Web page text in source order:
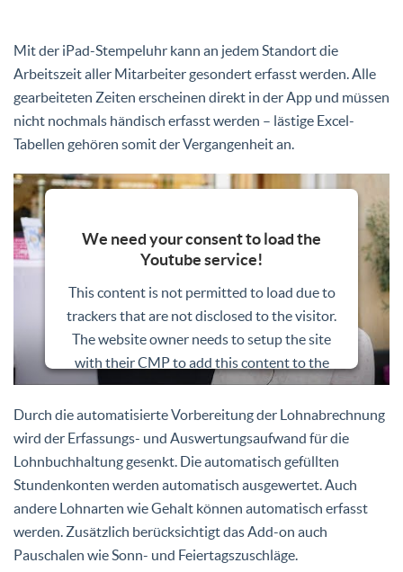
Mit der iPad-Stempeluhr kann an jedem Standort die
Arbeitszeit aller Mitarbeiter gesondert erfasst werden. Alle
gearbeiteten Zeiten erscheinen direkt in der App und müssen
nicht nochmals händisch erfasst werden – lästige Excel-
Tabellen gehören somit der Vergangenheit an.
We need your consent to load the
Youtube service!
This content is not permitted to load due to
trackers that are not disclosed to the visitor.
The website owner needs to setup the site
with their CMP to add this content to the
list of technologies used.
Powered by
Usercentrics Consent
Management Platform
Durch die automatisierte Vorbereitung der Lohnabrechnung
wird der Erfassungs- und Auswertungsaufwand für die
Lohnbuchhaltung gesenkt. Die automatisch gefüllten
Stundenkonten werden automatisch ausgewertet. Auch
andere Lohnarten wie Gehalt können automatisch erfasst
werden. Zusätzlich berücksichtigt das Add-on auch
Pauschalen wie Sonn- und Feiertagszuschläge.